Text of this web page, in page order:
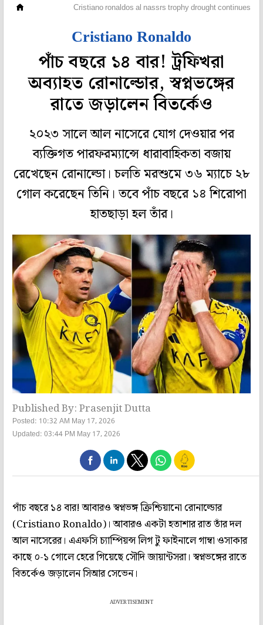
Cristiano ronaldos al nassrs trophy drought continues
Cristiano Ronaldo
পাঁচ বছরে ১৪ বার! ট্রফিখরা
অব্যাহত রোনাল্ডোর, স্বপ্নভঙ্গের
রাতে জড়ালেন বিতর্কেও
২০২৩ সালে আল নাসেরে যোগ দেওয়ার পর
ব্যক্তিগত পারফরম্যান্সে ধারাবাহিকতা বজায়
রেখেছেন রোনাল্ডো। চলতি মরশুমে ৩৬ ম্যাচে ২৮
গোল করেছেন তিনি। তবে পাঁচ বছরে ১৪ শিরোপা
হাতছাড়া হল তাঁর।
Published By: Prasenjit Dutta
Posted: 10:32 AM May 17, 2026
Updated: 03:44 PM May 17, 2026
পাঁচ বছরে ১৪ বার! আবারও স্বপ্নভঙ্গ ক্রিশ্চিয়ানো রোনাল্ডোর
(Cristiano Ronaldo)। আবারও একটা হতাশার রাত তাঁর দল
আল নাসেরের। এএফসি চ্যাম্পিয়ন্স লিগ টু ফাইনালে গাম্বা ওসাকার
কাছে ০-১ গোলে হেরে গিয়েছে সৌদি জায়ান্টসরা। স্বপ্নভঙ্গের রাতে
বিতর্কেও জড়ালেন সিআর সেভেন।
ADVERTISEMENT